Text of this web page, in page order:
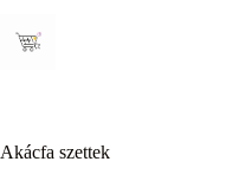
content
Akácfa szettek